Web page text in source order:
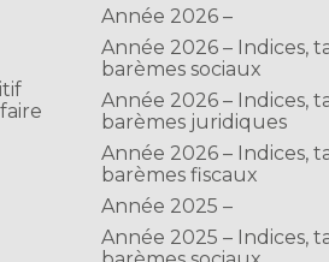
Année 2026 –
Année 2026 – Indices,
barèmes sociaux
Année 2026 – Indices,
barèmes juridiques
Année 2026 – Indices,
barèmes fiscaux
Année 2025 –
Année 2025 – Indices,